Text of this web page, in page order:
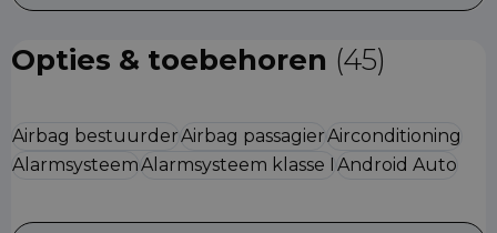
Opties & toebehoren (45)
Airbag bestuurderAirbag passagierAirconditioning
AlarmsysteemAlarmsysteem klasse I Android Auto